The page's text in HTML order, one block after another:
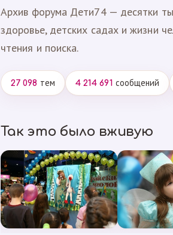
Архив форума Дети74 — десятки
здоровье, детских садах и жизни
чтения и поиска.
27 098 тем 4 214 691 сообщений
Так это было вживую